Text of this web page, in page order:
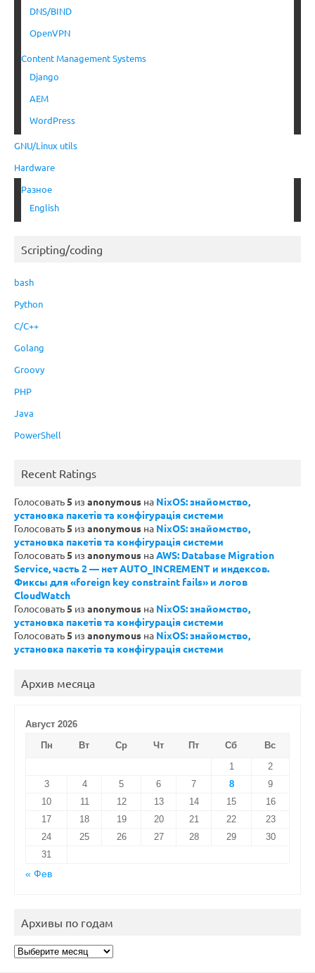
DNS/BIND
OpenVPN
Content Management Systems
Django
AEM
WordPress
GNU/Linux utils
Hardware
Разное
English
Scripting/coding
bash
Python
C/C++
Golang
Groovy
PHP
Java
PowerShell
Recent Ratings
Голосовать5 из anonymous на NixOS: знайомство,
установка пакетів та конфігурація системи
Голосовать5 из anonymous на NixOS: знайомство,
установка пакетів та конфігурація системи
Голосовать5 из anonymous наAWS: Database Migration
Service, часть 2 — нет AUTO_INCREMENT и индексов.
Фиксы для «foreign key constraint fails» и логов
CloudWatch
Голосовать5 из anonymous на NixOS: знайомство,
установка пакетів та конфігурація системи
Голосовать5 из anonymous на NixOS: знайомство,
установка пакетів та конфігурація системи
Архив месяца
Август 2026
Пн
Вт Ср Чт Пт Сб
Вс
1
2
3
4 5 6 7 8
9
10
11 12 13 14 15
16
17
18 19 20 21 22
23
24
25 26 27 28 29
30
31
« Фев
Архивы по годам
Архивы